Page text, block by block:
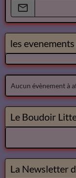
les
Aucun évènement à
Le Boudoir
La Newsletter